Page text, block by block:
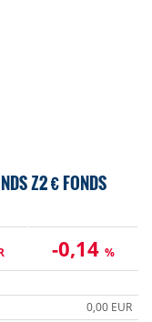
Z2 € FONDS
-0,14 %
0,00 EUR